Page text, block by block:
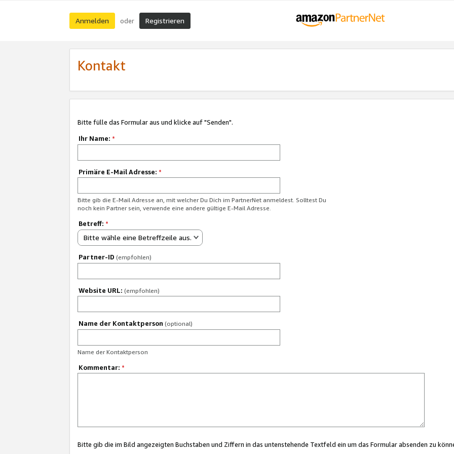
Anmelden oder Registrieren
Kontakt
Bitte fülle das Formular aus und klicke auf "Senden".
Ihr Name: *
Primäre E-Mail Adresse: *
Bitte gib die E-Mail Adresse an, mit welcher Du Dich im PartnerNet anmeldest. Solltest Du
noch kein Partner sein, verwende eine andere gültige E-Mail Adresse.
Betreff: *
Bitte wähle eine Betreffzeile aus.
Partner-ID (empfohlen)
Website URL: (empfohlen)
Name der Kontaktperson (optional)
Name der Kontaktperson
Kommentar: *
Bitte gib die im Bild angezeigten Buchstaben und Ziffern in das untenstehende Textfeld ein um das Formular absenden zu